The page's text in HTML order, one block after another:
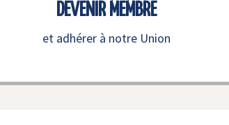
DEVENIR MEMBRE
et adhérer à notre Union